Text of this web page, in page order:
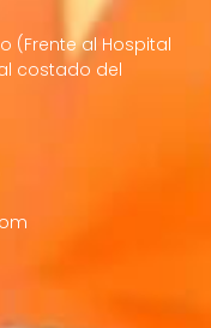
(Frente al Hospital
costado del